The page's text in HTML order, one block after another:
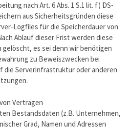
nach Art. 6 Abs. 1 S.1 lit. f) DS-
aus Sicherheitsgründen diese
Logfiles für die Speicherdauer von
Ablauf dieser Frist werden diese
gelöscht, es sei denn wir benötigen
zu Beweiszwecken bei
die Serverinfrastruktur oder anderen
Verträgen
Bestandsdaten (z.B. Unternehmen,
Grad, Namen und Adressen